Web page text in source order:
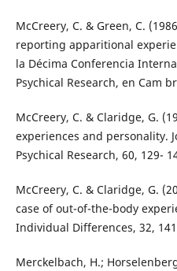
McCreery, C. & Green, C.
reporting apparitional
la Décima Conferencia
Psychical Research, en Cam
McCreery, C. & Claridge, G.
experiences and personality.
Psychical Research, 60, 129-
McCreery, C. & Claridge, G.
case of out-of-the-body
Individual Differences, 32,
Merckelbach, H.;